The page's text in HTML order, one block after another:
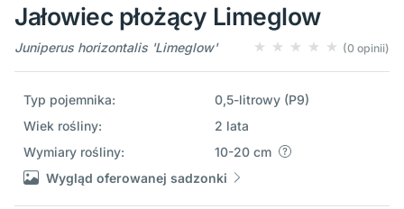
Jałowiec płożący Limeglow
Juniperus horizontalis 'Limeglow' (0 opinii)
Typ pojemnika:
0,5-litrowy (P9)
Wiek rośliny:
2 lata
Wymiary rośliny:
10-20 cm
Wygląd oferowanej sadzonki